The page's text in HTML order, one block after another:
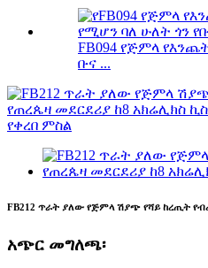
FB094 የጅምላ
ቡና ...
FB212 ጥራት ያለው የጅምላ ሽያጭ የሻይ ከረጢት
አጭር መግለጫ፡